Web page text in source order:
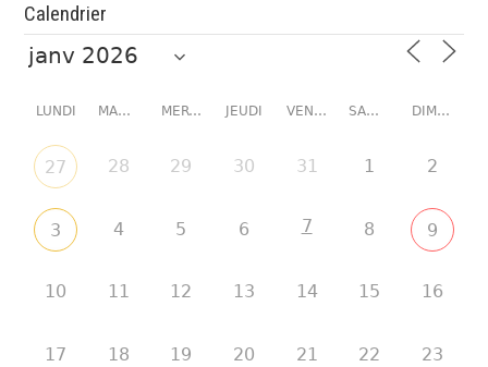
Calendrier
LUNDI MARDI MERCREDI JEUDI VENDREDI SAMEDI DIMANCHE
27 28 29 30 31 1 2
3 4 5 6 7 8 9
10 11 12 13 14 15 16
17 18 19 20 21 22 23